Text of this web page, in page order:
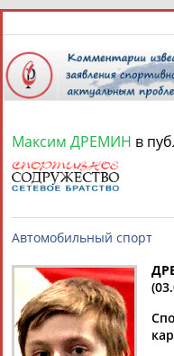
8
СПОРТСМЕНЫ,
Найдено: 13181
Максим ДРЕМИН в
Автомобильный